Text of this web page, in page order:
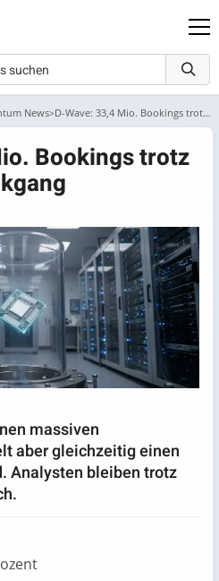
News D-Wave: 33,4 Mio. Bookings trotz 81% Umsatzrückgang
Bookings trotz
massiven
aber gleichzeitig einen
Analysten bleiben trotz